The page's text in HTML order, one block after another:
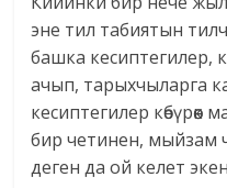
эне тил табиятын
башка
ачып, тарыхчыларга
кесиптегилер көбүрөөк
бир четинен, мыйзам
деген да ой келет